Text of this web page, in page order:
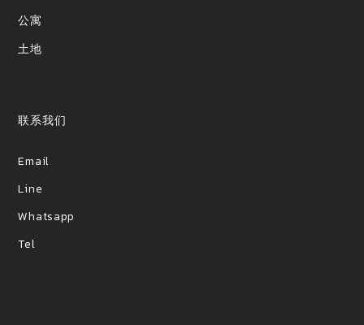
公寓
土地
联系我们
Email
Line
Whatsapp
Tel